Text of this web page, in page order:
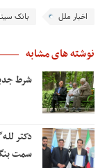
اخبار ملل بانک سینا
نوشته های مشابه
شرط
دکتر
سمت